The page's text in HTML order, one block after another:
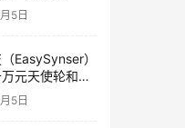
5日
EasySynser）
元天使轮和天
5日